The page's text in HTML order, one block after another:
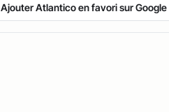
Ajouter Atlantico en favori sur Google